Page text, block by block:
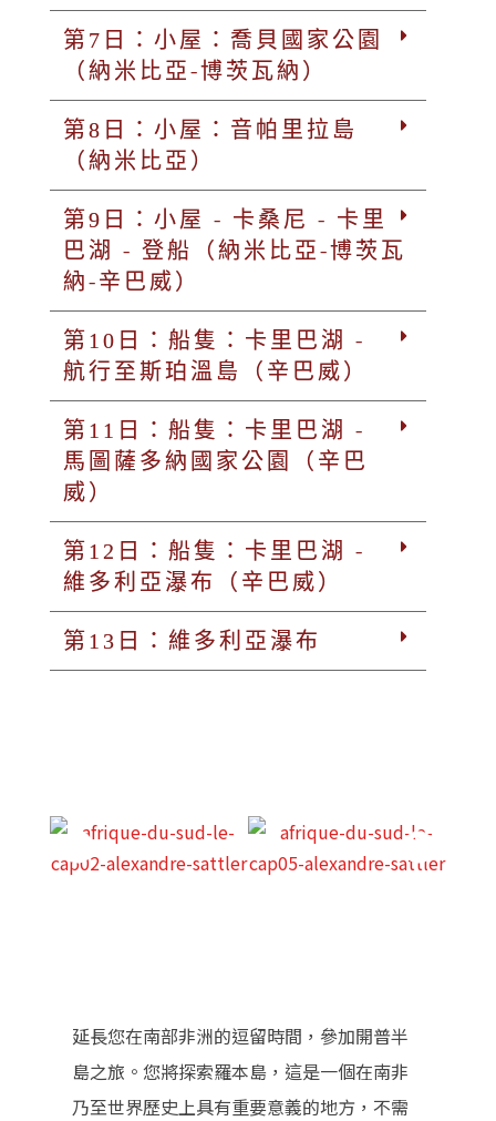
第7日：小屋：喬貝國家公園
（納米比亞-博茨瓦納）
第8日：小屋：音帕里拉島
（納米比亞）
第9日：小屋 - 卡桑尼 - 卡里
巴湖 - 登船（納米比亞-博茨瓦
納-辛巴威）
第10日：船隻：卡里巴湖 -
航行至斯珀溫島（辛巴威）
第11日：船隻：卡里巴湖 -
馬圖薩多納國家公園（辛巴
威）
第12日：船隻：卡里巴湖 -
維多利亞瀑布（辛巴威）
第13日：維多利亞瀑布
延長您在南部非洲的逗留時間，參加開普半
島之旅。您將探索羅本島，這是一個在南非
乃至世界歷史上具有重要意義的地方，不需